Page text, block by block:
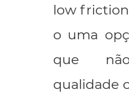
low
o uma
que
qualidade